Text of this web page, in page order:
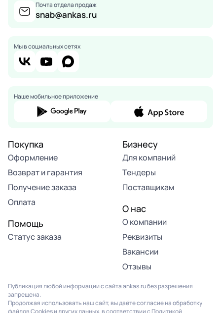
Почта отдела продаж
snab@ankas.ru
Мы в социальных сетях
Наше мобильное приложение
Покупка
Оформление
Возврат и гарантия
Получение заказа
Оплата
Помощь
Статус заказа
Бизнесу
Для компаний
Тендеры
Поставщикам
О нас
О компании
Реквизиты
Вакансии
Отзывы
Публикация любой информации с сайта ankas.ru без разрешения
запрещена.
Продолжая использовать наш сайт, вы даёте согласие на обработку